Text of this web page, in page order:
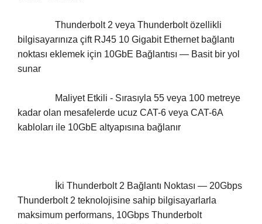
bilgisayarınıza çift RJ45 10 Gigabit Ethernet bağlantı
noktası eklemek için 10GbE Bağlantısı — Basit bir yol
sunar
kadar olan mesafelerde ucuz CAT-6 veya CAT-6A
kabloları ile 10GbE altyapısına bağlanır
Thunderbolt 2 teknolojisine sahip bilgisayarlarla
maksimum performans, 10Gbps Thunderbolt